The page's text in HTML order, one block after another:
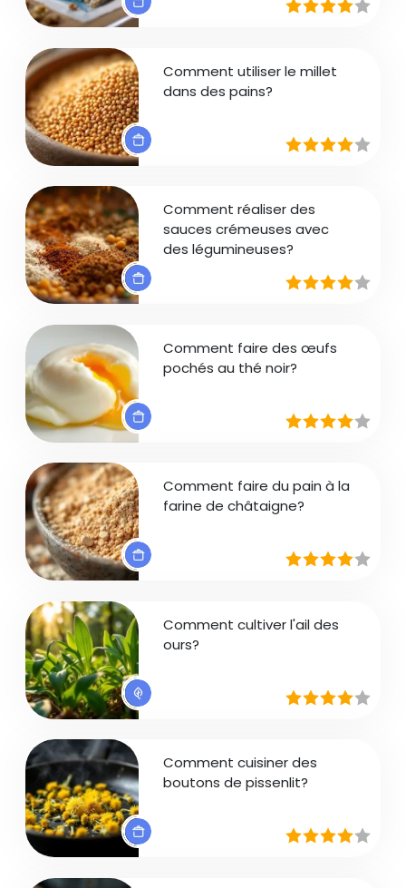
Comment utiliser le millet
dans des pains?
Comment réaliser des
sauces crémeuses avec
des légumineuses?
Comment faire des œufs
pochés au thé noir?
Comment faire du pain à la
farine de châtaigne?
Comment cultiver l'ail des
ours?
Comment cuisiner des
boutons de pissenlit?